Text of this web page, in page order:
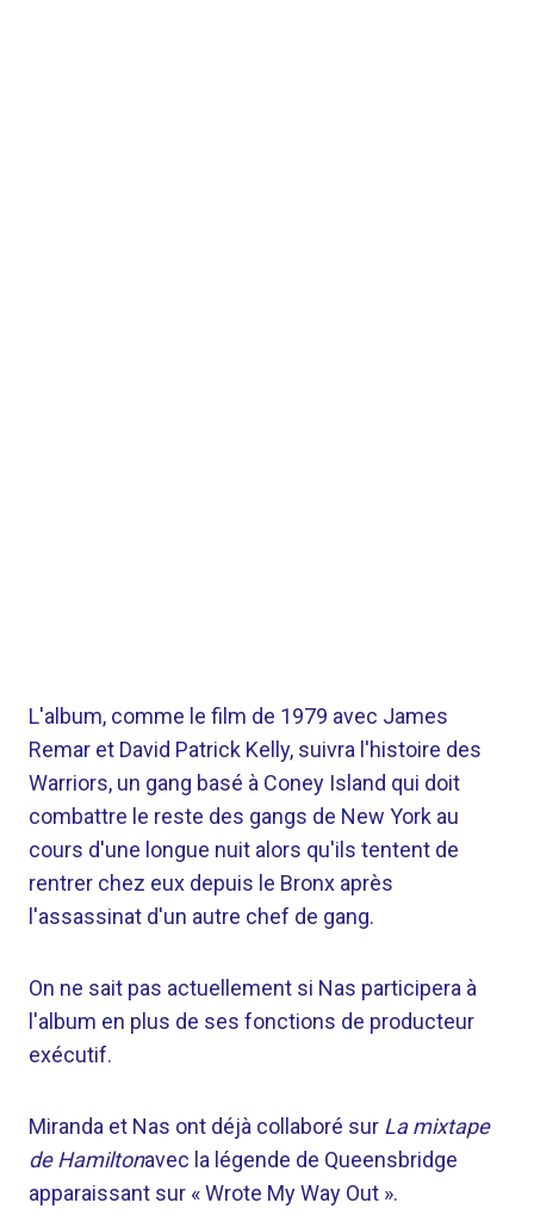
L'album, comme le film de 1979 avec James
Remar et David Patrick Kelly, suivra l'histoire des
Warriors, un gang basé à Coney Island qui doit
combattre le reste des gangs de New York au
cours d'une longue nuit alors qu'ils tentent de
rentrer chez eux depuis le Bronx après
l'assassinat d'un autre chef de gang.
On ne sait pas actuellement si Nas participera à
l'album en plus de ses fonctions de producteur
exécutif.
Miranda et Nas ont déjà collaboré sur La mixtape
de Hamiltonavec la légende de Queensbridge
apparaissant sur « Wrote My Way Out ».